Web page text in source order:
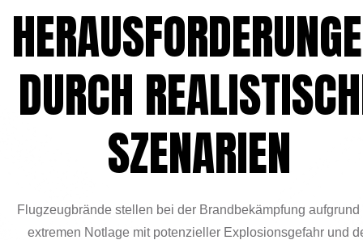
DURCH
SZENARIEN
Flugzeugbrände stellen bei der Brandbekämpfung aufgrund
extremen Notlage mit potenzieller Explosionsgefahr und